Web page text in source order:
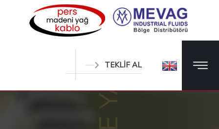
TEKLİF AL